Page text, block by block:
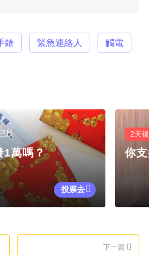
錶 緊急連絡人 觸電
投
1萬嗎？
投票去
2天
你
下一篇